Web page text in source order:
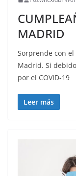
MADRID
Sorprende con
Madrid. Si
por el COVID-19
Leer más